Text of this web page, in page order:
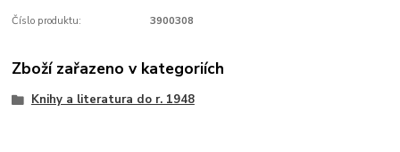
Číslo produktu: 3900308
Zboží zařazeno v kategoriích
Knihy a literatura do r. 1948